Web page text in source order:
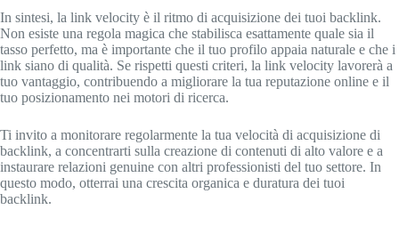
In sintesi, la link velocity è il ritmo di acquisizione dei tuoi backlink.
Non esiste una regola magica che stabilisca esattamente quale sia il
tasso perfetto, ma è importante che il tuo profilo appaia naturale e che i
link siano di qualità. Se rispetti questi criteri, la link velocity lavorerà a
tuo vantaggio, contribuendo a migliorare la tua reputazione online e il
tuo posizionamento nei motori di ricerca.
Ti invito a monitorare regolarmente la tua velocità di acquisizione di
backlink, a concentrarti sulla creazione di contenuti di alto valore e a
instaurare relazioni genuine con altri professionisti del tuo settore. In
questo modo, otterrai una crescita organica e duratura dei tuoi
backlink.